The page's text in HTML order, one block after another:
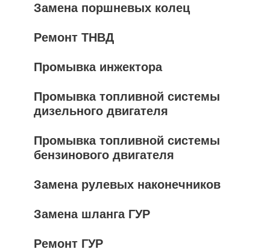
Замена поршневых колец
Ремонт ТНВД
Промывка инжектора
Промывка топливной системы
дизельного двигателя
Промывка топливной системы
бензинового двигателя
Замена рулевых наконечников
Замена шланга ГУР
Ремонт ГУР